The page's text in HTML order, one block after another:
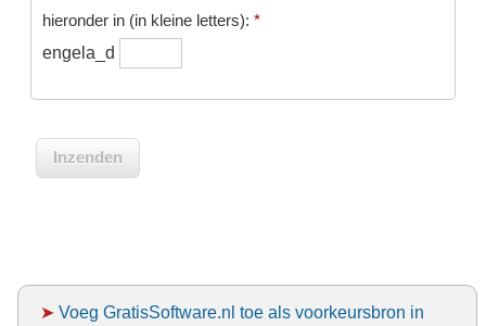
hieronder in (in kleine letters): *
engela_d
➤ Voeg GratisSoftware.nl toe als voorkeursbron in